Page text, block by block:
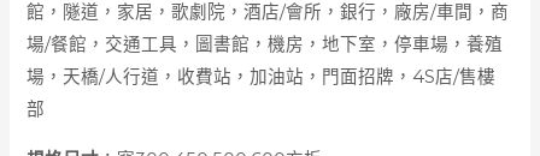
館，隧道，家居，歌劇院，酒店/會所，銀行，廠房/車間，商
場/餐館，交通工具，圖書館，機房，地下室，停車場，養殖
場，天橋/人行道，收費站，加油站，門面招牌，4S店/售樓
部